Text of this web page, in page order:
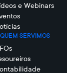
e Webinars
SERVIMOS